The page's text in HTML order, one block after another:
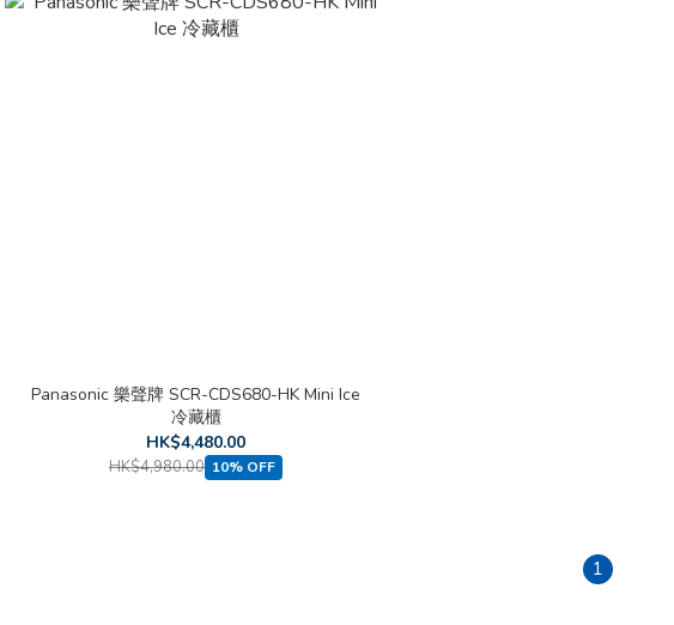
Panasonic 樂聲牌 SCR-CDS680-HK Mini Ice
冷藏櫃
HK$4,480.00
HK$4,980.00 10% OFF
1